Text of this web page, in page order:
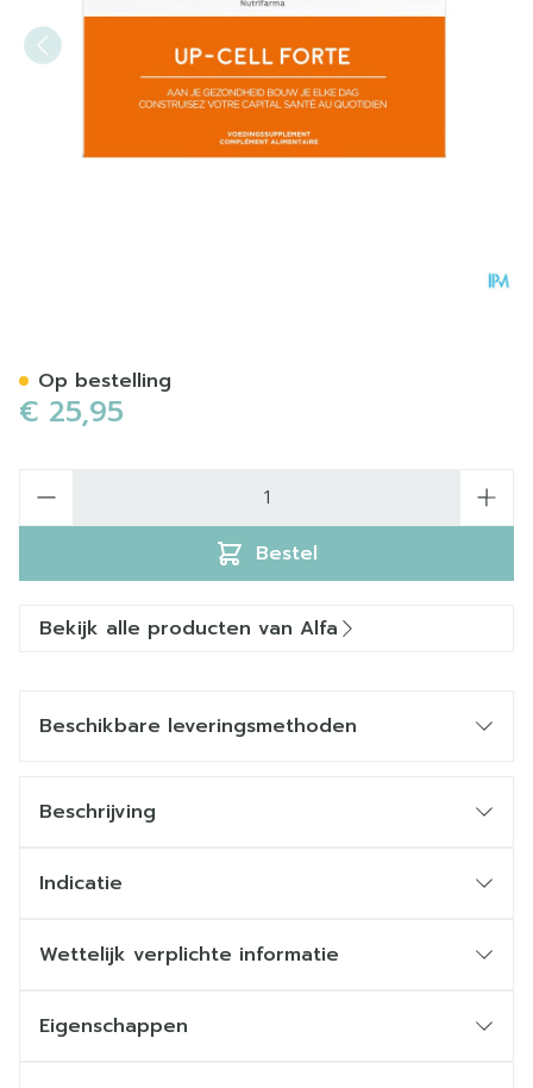
€ 25,95
Bestel
Op bestelling
Bekijk alle producten van Alfa
Beschikbare leveringsmethoden
Beschrijving
Indicatie
Wettelijk verplichte informatie
Eigenschappen